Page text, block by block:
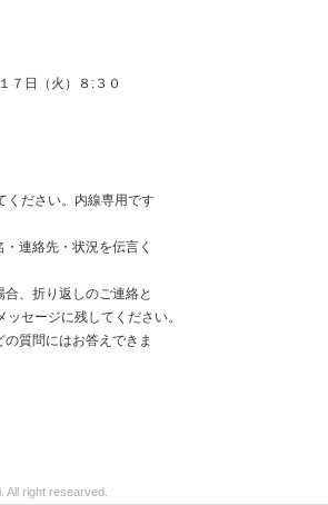
日（火）８:３０
ださい。内線専用です
連絡先・状況を伝言く
、折り返しのご連絡と
セージに残してください。
質問にはお答えできま
right researved.